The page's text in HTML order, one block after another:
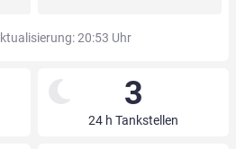
20:53 Uhr
3
24 h Tankstellen